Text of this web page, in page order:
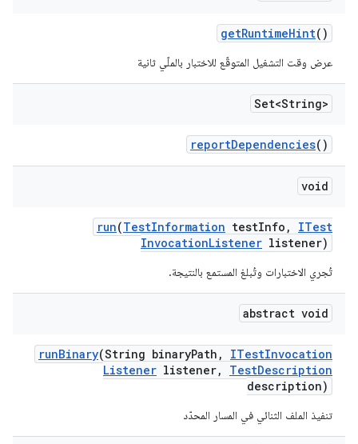
getRuntimeHint()
عرض وقت التشغيل المتوقّع للاختبار بالملّي ثانية
Set<String>
reportDependencies()
void
run(TestInformation testInfo ,
ITest
InvocationListener listener)
تُجري الاختبارات وتُبلغ المستمع بالنتيجة.
abstract void
runBinary(String binaryPath , ITestInvocation
Listener listener, TestDescription
description)
تنفيذ الملف الثنائي في المسار المحدّد